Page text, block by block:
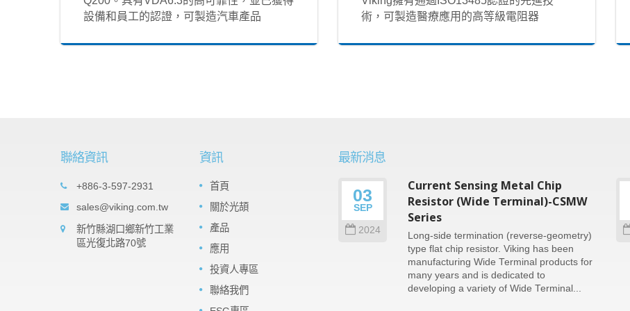
設備和員工的認證，可製造汽車產品
術，可製造醫療應用的高等級電阻器
聯絡資訊
+886-3-597-2931
sales@viking.com.tw
新竹縣湖口鄉新竹工業
區光復北路70號
資訊
首頁
關於光頡
產品
應用
投資人專區
聯絡我們
最新消息
05
SEP
2022
Important products: Tantalum
Nitride (TaN) Thin Film Precision
Chip Resistor -TAR Series
The TaN (tantalum nitride) film is a
moisture impervious tantalum pentoxide
barrier layer that can against high relative
humidity. TaN is much robust withstand
high humidity with voltage...
03
SEP
2024
Current Sensing Metal Chip
Resistor (Wide Terminal)-CSMW
Series
Long-side termination (reverse-geometry)
type flat chip resistor. Viking has been
manufacturing Wide Terminal products for
many years and is dedicated to
developing a variety of Wide Terminal...